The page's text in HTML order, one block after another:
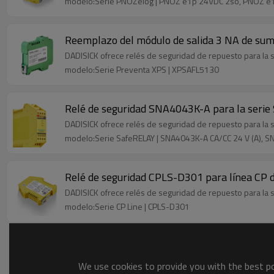
Reemplazo del módulo de salida 3 NA de
DADISICK ofrece relés de seguridad de repuesto para la
modelo:Serie Preventa XPS | XPSAFL5130
Relé de seguridad SNA4043K-A para la
DADISICK ofrece relés de seguridad de repuesto para la
modelo:Serie SafeRELAY | SNA4043K-A CA/CC 24 V (A),
Relé de seguridad CPLS-D301 para línea
DADISICK ofrece relés de seguridad de repuesto para
modelo:Serie CP Line | CPLS-D301
We use cookies to provide you with the best